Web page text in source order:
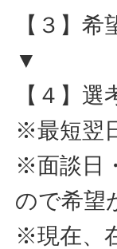
【３】
▼
【４】選
※最短翌
※面談日
ので希望
※現在、